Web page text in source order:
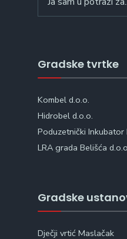
for:
Gradske tvrtke
Kombel d.o.o.
Hidrobel d.o.o.
Poduzetnički Inkubator
LRA grada Belišća
Gradske
Dječji vrtić Maslačak